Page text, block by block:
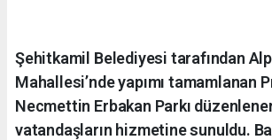
Şehitkamil Belediyesi tarafından
Mahallesi’nde yapımı tamamlanan
Necmettin Erbakan Parkı
vatandaşların hizmetine sunuldu.